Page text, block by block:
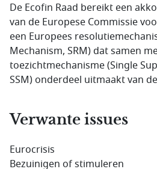
De Ecofin Raad bereikt een
van de Europese Commissie
een Europees
Mechanism, SRM) dat samen
toezichtmechanisme (Single
SSM) onderdeel uitmaakt van
Verwante issues
Eurocrisis
Bezuinigen of stimuleren